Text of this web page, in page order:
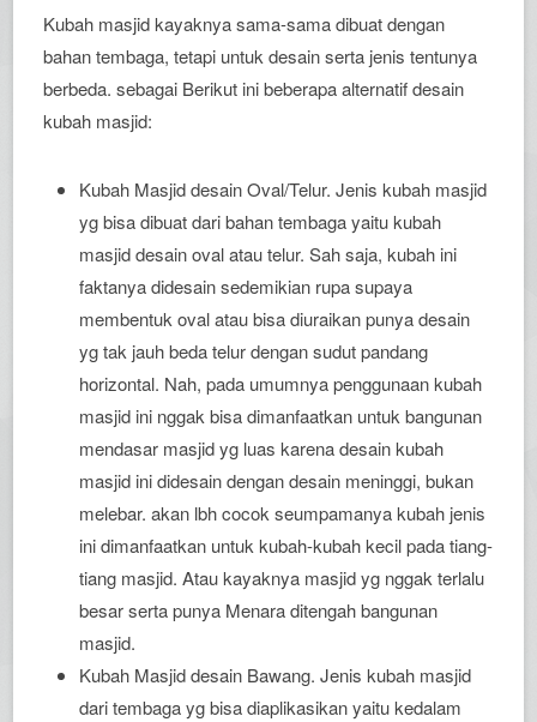
Kubah masjid kayaknya sama-sama dibuat dengan
bahan tembaga, tetapi untuk desain serta jenis tentunya
berbeda. sebagai Berikut ini beberapa alternatif desain
kubah masjid:
Kubah Masjid desain Oval/Telur. Jenis kubah masjid
yg bisa dibuat dari bahan tembaga yaitu kubah
masjid desain oval atau telur. Sah saja, kubah ini
faktanya didesain sedemikian rupa supaya
membentuk oval atau bisa diuraikan punya desain
yg tak jauh beda telur dengan sudut pandang
horizontal. Nah, pada umumnya penggunaan kubah
masjid ini nggak bisa dimanfaatkan untuk bangunan
mendasar masjid yg luas karena desain kubah
masjid ini didesain dengan desain meninggi, bukan
melebar. akan lbh cocok seumpamanya kubah jenis
ini dimanfaatkan untuk kubah-kubah kecil pada tiang-
tiang masjid. Atau kayaknya masjid yg nggak terlalu
besar serta punya Menara ditengah bangunan
masjid.
Kubah Masjid desain Bawang. Jenis kubah masjid
dari tembaga yg bisa diaplikasikan yaitu kedalam